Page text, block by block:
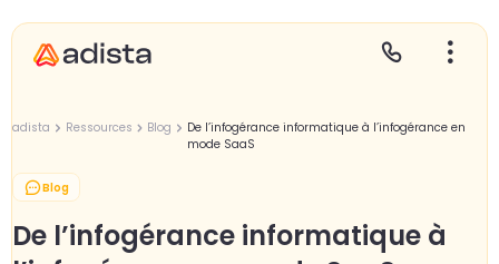
adista Ressources Blog
De l’infogérance informatique à l’infogérance en
mode SaaS
Blog
De l’infogérance informatique à